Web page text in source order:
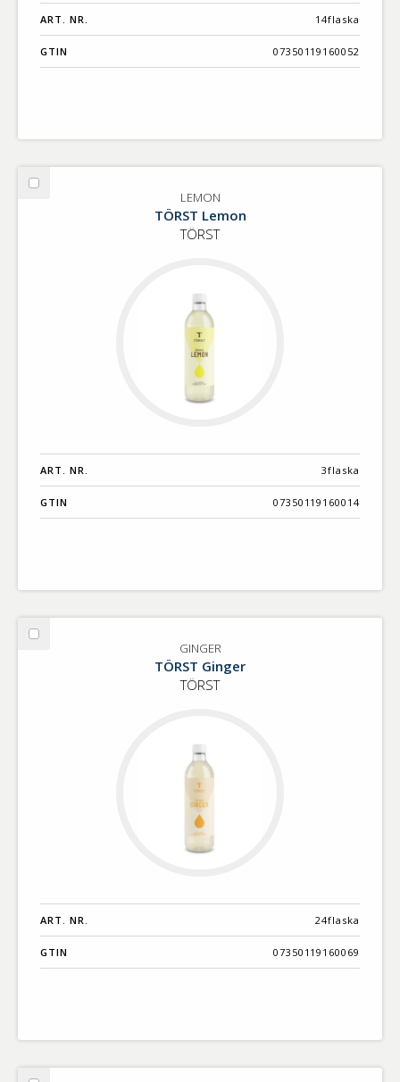
ART. NR. 14flaska
GTIN 07350119160052
Välj
LEMON
TÖRST Lemon
TÖRST
ART. NR. 3flaska
GTIN 07350119160014
Välj
GINGER
TÖRST Ginger
TÖRST
ART. NR. 24flaska
GTIN 07350119160069